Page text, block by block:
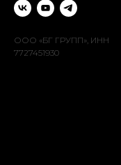
ООО «БГ ГРУПП», ИНН
7727451930